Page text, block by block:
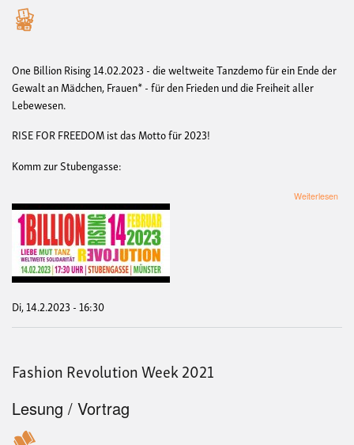
One Billion Rising 14.02.2023 - die weltweite Tanzdemo für ein Ende der
Gewalt an Mädchen, Frauen* - für den Frieden und die Freiheit aller
Lebewesen.
RISE FOR FREEDOM ist das Motto für 2023!
Komm zur Stubengasse:
Weiterlesen
Di, 14.2.2023 - 16:30
Fashion Revolution Week 2021
Lesung / Vortrag